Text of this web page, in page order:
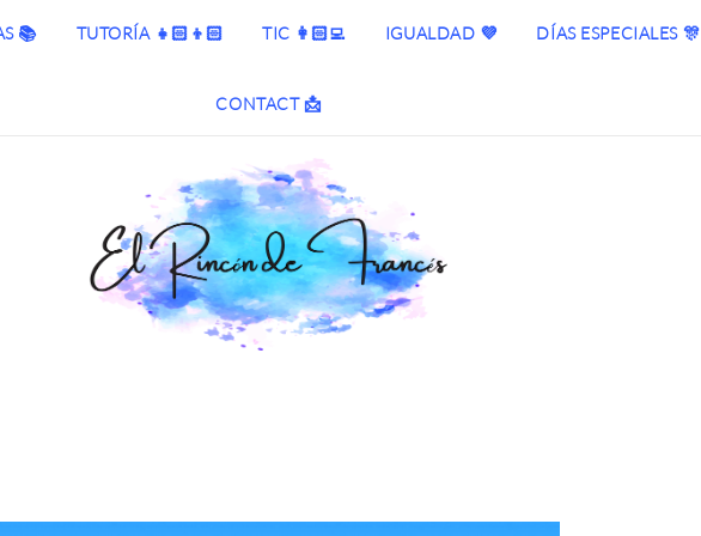
📚 TUTORÍA 👧🏻👦🏻 TIC 👩🏻‍💻 IGUALDAD 💜 DÍAS ESPECIALES 🎊
CONTACT 📩